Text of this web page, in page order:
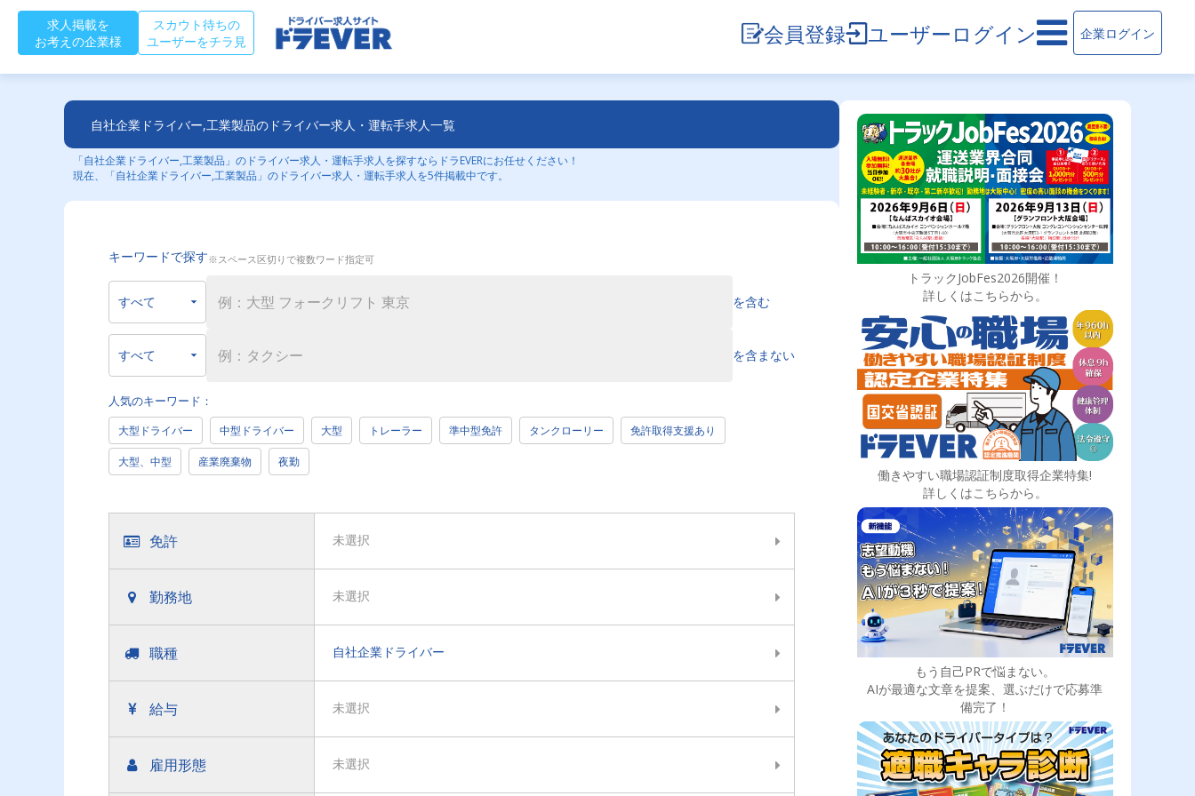
求人掲載を
お考えの企業様
スカウト待ちの
ユーザーをチラ見
会員登録 ユーザーログイン 企業ログイン
自社企業ドライバー,工業製品のドライバー求人・運転手求人一覧
「自社企業ドライバー,工業製品」のドライバー求人・運転手求人を探すならドラEVERにお任せください！
現在、「自社企業ドライバー,工業製品」のドライバー求人・運転手求人を5件掲載中です。
キーワードで探す※スペース区切りで複数ワード指定可
を含む
を含まない
人気のキーワード：
大型ドライバー 中型ドライバー 大型 トレーラー 準中型免許 タンクローリー 免許取得支援あり
大型、中型 産業廃棄物 夜勤
免許 未選択
勤務地 未選択
職種 自社企業ドライバー
給与 未選択
雇用形態 未選択
トラックJobFes2026開催！
詳しくはこちらから。
働きやすい職場認証制度取得企業特集!
詳しくはこちらから。
もう自己PRで悩まない。
AIが最適な文章を提案、選ぶだけで応募準
備完了！